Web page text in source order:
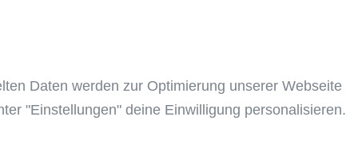
Daten werden zur Optimierung unserer Webseite
"Einstellungen" deine Einwilligung personalisieren.